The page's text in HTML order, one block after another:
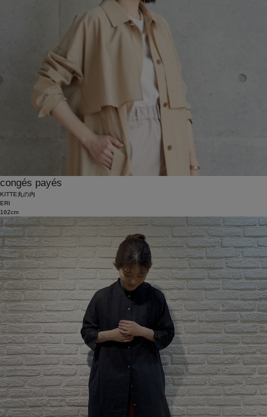
congés payés
KITTE丸の内
ERI
162cm